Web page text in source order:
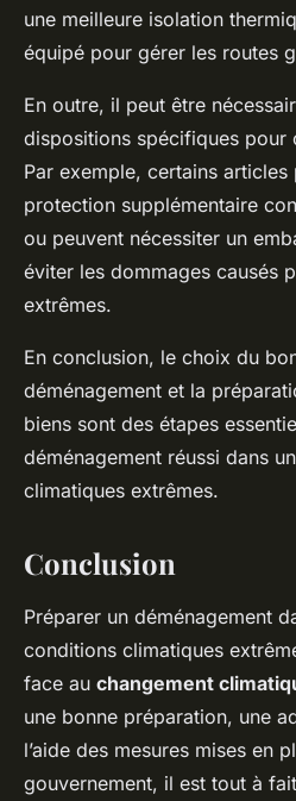
une meilleure isolation
équipé pour gérer les routes
En outre, il peut être
dispositions spécifiques pour
Par exemple, certains articles
protection supplémentaire
ou peuvent nécessiter un
éviter les dommages causés
extrêmes.
En conclusion, le choix du
déménagement et la
biens sont des étapes
déménagement réussi dans
climatiques extrêmes.
Conclusion
Préparer un déménagement
conditions climatiques
face au changement
une bonne préparation, une
l’aide des mesures mises en
gouvernement, il est tout à